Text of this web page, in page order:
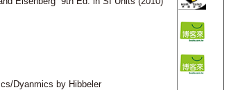
Dyanmics by Hibbeler